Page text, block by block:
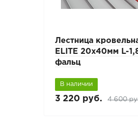
Лестница
ELITE 20х40мм L-
фальц
В наличии
3 220 руб. 4 600